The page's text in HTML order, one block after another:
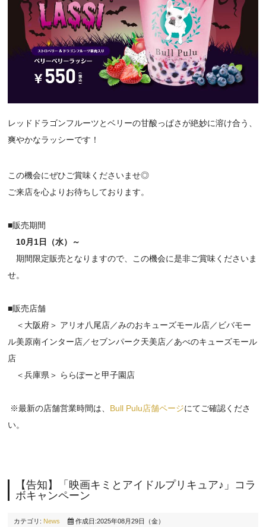
レッドドラゴンフルーツとベリーの甘酸っぱさが絶妙に溶け合う、
爽やかなラッシーです！
この機会にぜひご賞味くださいませ◎
ご来店を心よりお待ちしております。
■販売期間
10月1日（水）～
期間限定販売となりますので、この機会に是非ご賞味くださいま
せ。
■販売店舗
＜大阪府＞ アリオ八尾店／みのおキューズモール店／ビバモー
ル美原南インター店／セブンパーク天美店／あべのキューズモール
店
＜兵庫県＞ ららぽーと甲子園店
※最新の店舗営業時間は、 Bull Pulu店舗ページにてご確認くださ
い。
【告知】「映画キミとアイドルプリキュア♪」コラ
ボキャンペーン
カテゴリ: News 作成日:2025年08月29日（金）